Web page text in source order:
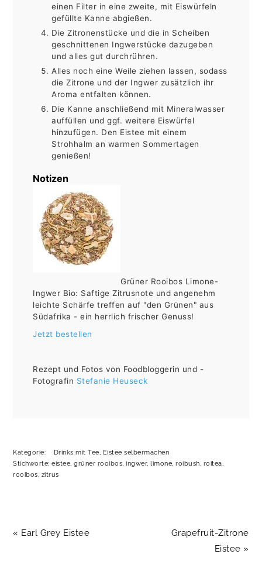
einen Filter in eine zweite, mit Eiswürfeln
gefüllte Kanne abgießen.
Die Zitronenstücke und die in Scheiben
geschnittenen Ingwerstücke dazugeben
und alles gut durchrühren.
Alles noch eine Weile ziehen lassen, sodass
die Zitrone und der Ingwer zusätzlich ihr
Aroma entfalten können.
Die Kanne anschließend mit Mineralwasser
auffüllen und ggf. weitere Eiswürfel
hinzufügen. Den Eistee mit einem
Strohhalm an warmen Sommertagen
genießen!
Notizen
Grüner Rooibos Limone-
Ingwer Bio: Saftige Zitrusnote und angenehm
leichte Schärfe treffen auf "den Grünen" aus
Südafrika - ein herrlich frischer Genuss!
Jetzt bestellen
Rezept und Fotos von Foodbloggerin und -
Fotografin Stefanie Heuseck
Kategorie: Drinks mit Tee, Eistee selbermachen
Stichworte:eistee,grüner rooibos,ingwer,limone,roibush, roitea,
rooibos, zitrus
Vorheriger
« Earl Grey Eistee
Nächster
Grapefruit-Zitrone
Eistee »